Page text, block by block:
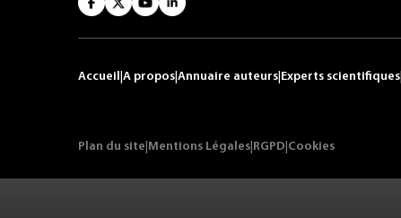
Accueil A propos Annuaire auteurs Experts scientifiques
Plan du site Mentions Légales RGPD Cookies